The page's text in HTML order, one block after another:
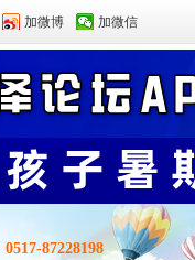
加微博 加微信
0517-87228198